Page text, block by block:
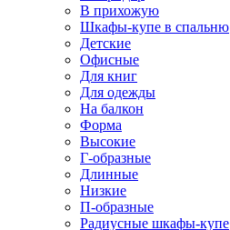
В прихожую
Шкафы-купе в спальню
Детские
Офисные
Для книг
Для одежды
На балкон
Форма
Высокие
Г-образные
Длинные
Низкие
П-образные
Радиусные шкафы-купе